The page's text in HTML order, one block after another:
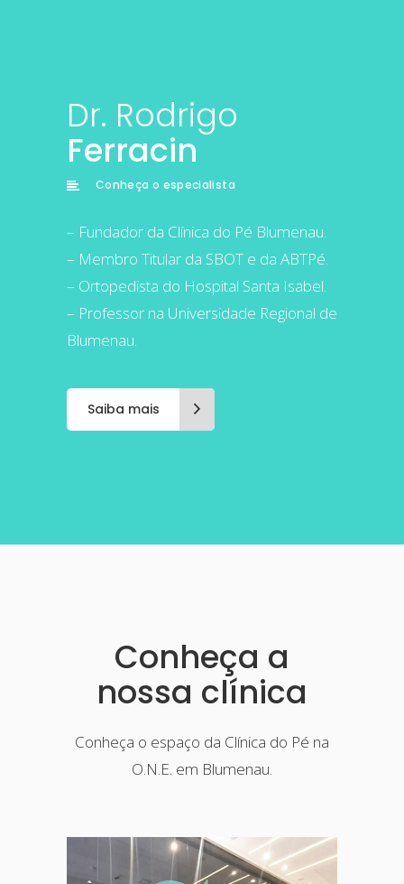
Dr. Rodrigo
Ferracin
Conheça o especialista
– Fundador da Clínica do Pé Blumenau.
– Membro Titular da SBOT e da ABTPé.
– Ortopedista do Hospital Santa Isabel.
– Professor na Universidade Regional de
Blumenau.
Saiba mais
Conheça a
nossa clínica
Conheça o espaço da Clínica do Pé na
O.N.E. em Blumenau.